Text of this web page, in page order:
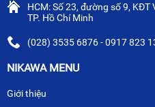
HCM: Số 23, đường số 9,
TP. Hồ Chí Minh
(028) 3535 6876 - 0917 823
NIKAWA MENU
Giới thiệu